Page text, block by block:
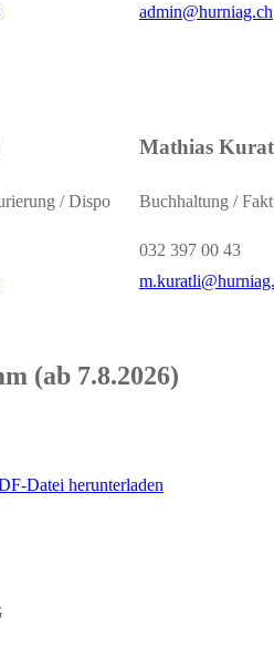
admin@hurniag.ch
/ Dispo
Mathias
Buchhaltung /
032 397 00 43
(ab 7.8.2026)
Datei herunterladen